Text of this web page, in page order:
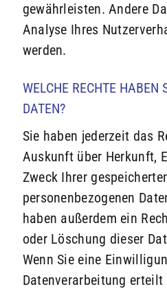
gewährleisten. Andere
Analyse Ihres
werden.
WELCHE RECHTE HABEN
DATEN?
Sie haben jederzeit das
Auskunft über Herkunft,
Zweck Ihrer
personenbezogenen
haben außerdem ein
oder Löschung dieser
Wenn Sie eine
Datenverarbeitung erteilt